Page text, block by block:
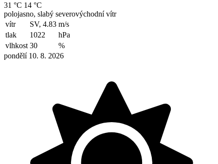
31 °C 14 °C
polojasno, slabý severovýchodní vítr
vítr
SV, 4.83 m/s
tlak
1022
hPa
vlhkost 30
%
pondělí 10. 8. 2026